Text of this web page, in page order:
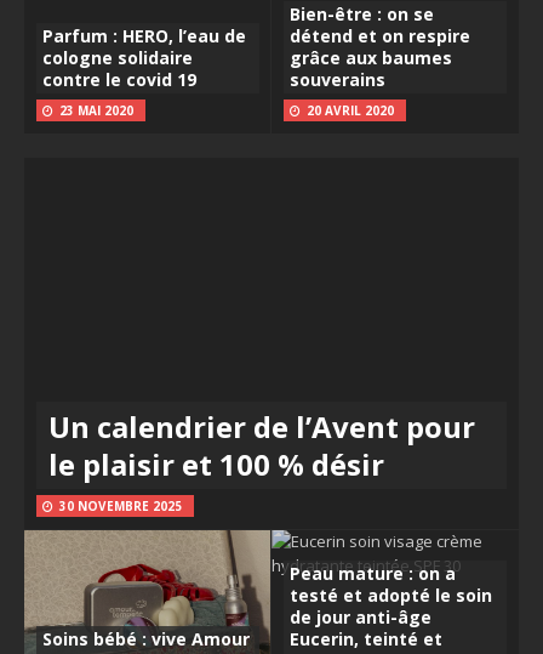
Parfum : HERO, l’eau de
cologne solidaire
contre le covid 19
23 MAI 2020
Bien-être : on se
détend et on respire
grâce aux baumes
souverains
20 AVRIL 2020
Un calendrier de l’Avent pour
le plaisir et 100 % désir
30 NOVEMBRE 2025
Soins bébé : vive Amour
Peau mature : on a
testé et adopté le soin
de jour anti-âge
Eucerin, teinté et